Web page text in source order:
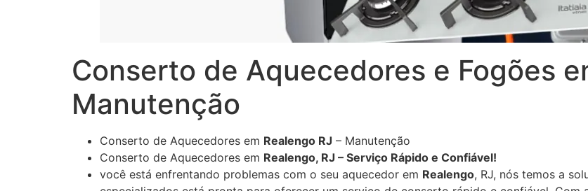
Conserto de Aquecedores e Fogões
Manutenção
Conserto de Aquecedores em Realengo RJ – Manutenção
Conserto de Aquecedores em Realengo, RJ – Serviço Rápido e Confiável!
você está enfrentando problemas com o seu aquecedor em Realengo, RJ, nós temos a